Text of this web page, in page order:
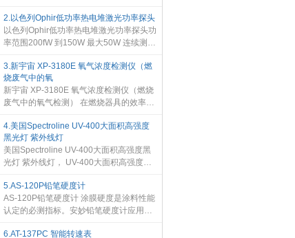
密超声波测厚仪PVX 特点 - 可调方波脉冲
可满足高分辨率和穿透深度等方面的要求
- 具有多种
2.以色列Ophir低功率热电堆激光功率探头
以色列Ophir低功率热电堆激光功率探头功
率范围200fW 到150W 最大50W 连续测
BNC 模拟输出等附件
3.新宇宙 XP-3180E 氧气浓度检测仪（燃
烧废气中的氧
新宇宙 XP-3180E 氧气浓度检测仪（燃烧
废气中的氧气检测） 在燃烧器具的效率测
3180E 检测对象:氧气 检测范
围:0~25.0vol% 检测原理:伽伐尼电池式 采
样方
4.美国Spectroline UV-400大面积高强度
黑光灯 紫外线灯
美国Spectroline UV-400大面积高强度黑
光灯 紫外线灯， UV-400大面积高强度黑
强度黑光灯和散射反射罩高强度黑光灯
UV-400系列400W带冷却风扇的大面积
5.AS-120P铅笔硬度计
AS-120P铅笔硬度计 涂膜硬度是涂料性能
认定的必测指标。安妙铅笔硬度计应用铅
笔芯，以快速 而经济的方式确定基底上有
6.AT-137PC 智能转速表